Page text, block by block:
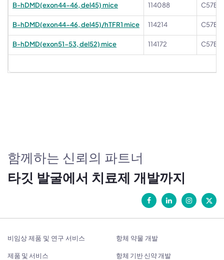
B-hDMD(exon44-46, del45) mice 114088
B-hDMD(exon44-46, del45)/hTFR1 mice 114214
B-hDMD(exon51-53, del52) mice 114172
함께하는 신뢰의 파트너
타깃 발굴에서 치료제 개발까지
비임상 제품 및 연구 서비스
제품 및 서비스
항체 약물 개발
항체 기반 신약 개발